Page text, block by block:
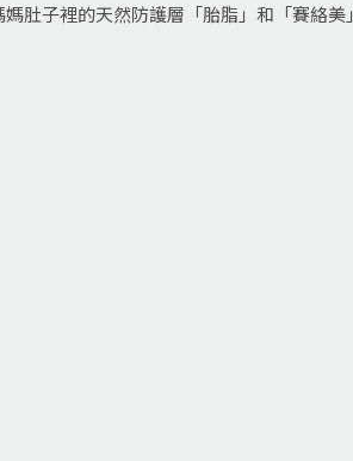
肚子裡的天然防護層「胎脂」和「賽絡美」